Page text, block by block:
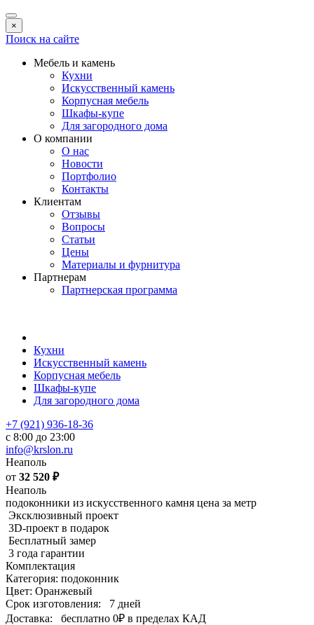
×
Поиск на сайте
Мебель и камень
Кухни
Искусственный камень
Корпусная мебель
Шкафы-купе
Для загородного дома
О компании
О нас
Новости
Портфолио
Контакты
Клиентам
Отзывы
Вопросы
Статьи
Цены
Материалы и фурнитура
Партнерам
Партнерская программа
Кухни
Искусственный камень
Корпусная мебель
Шкафы-купе
Для загородного дома
+7 (921) 936-18-36
с 8:00 до 23:00
info@krslon.ru
Неаполь
от 32 520 ₽
Неаполь
подоконники из искусственного камня цена за метр
Эксклюзивный проект
3D-проект в подарок
Бесплатный замер
3 года гарантии
Комплектация
Категория: подоконник
Цвет: Оранжевый
Срок изготовления:
7 дней
Доставка:
бесплатно 0₽ в пределах КАД